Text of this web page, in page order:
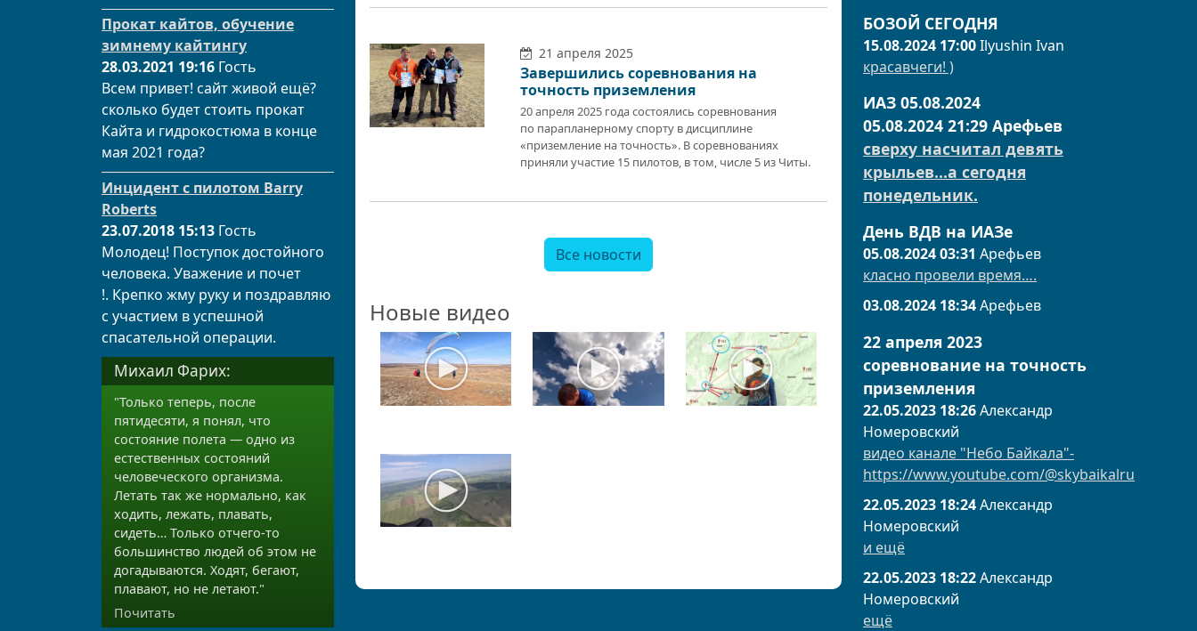
21 апреля 2025
Завершились соревнования на
точность приземления
20 апреля 2025 года состоялись соревнования
по парапланерному спорту в дисциплине
«приземление на точность». В соревнованиях
приняли участие 15 пилотов, в том, числе 5 из Читы.
Все новости
Новые видео
Прокат кайтов, обучение
зимнему кайтингу
28.03.2021 19:16 Гость
Всем привет! сайт живой ещё?
сколько будет стоить прокат
Кайта и гидрокостюма в конце
мая 2021 года?
Инцидент с пилотом Barry
Roberts
23.07.2018 15:13 Гость
Молодец! Поступок достойного
человека. Уважение и почет
!. Крепко жму руку и поздравляю
с участием в успешной
спасательной операции.
Михаил Фарих:
"Только теперь, после
пятидесяти, я понял, что
состояние полета — одно из
естественных состояний
человеческого организма.
Летать так же нормально, как
ходить, лежать, плавать,
сидеть… Только отчего-то
большинство людей об этом не
догадываются. Ходят, бегают,
плавают, но не летают."
Почитать
БОЗОЙ СЕГОДНЯ
15.08.2024 17:00Ilyushin Ivan
красавчеги! )
ИАЗ 05.08.2024
05.08.2024 21:29 Арефьев
сверху насчитал девять
крыльев...а сегодня
понедельник.
День ВДВ на ИАЗе
05.08.2024 03:31 Арефьев
класно провели время….
03.08.2024 18:34Арефьев
22 апреля 2023
соревнование на точность
приземления
22.05.2023 18:26Александр
Номеровский
видео канале "Небо Байкала"-
https://www.youtube.com/@skybaikalru
22.05.2023 18:24Александр
Номеровский
и ещё
22.05.2023 18:22Александр
Номеровский
ещё